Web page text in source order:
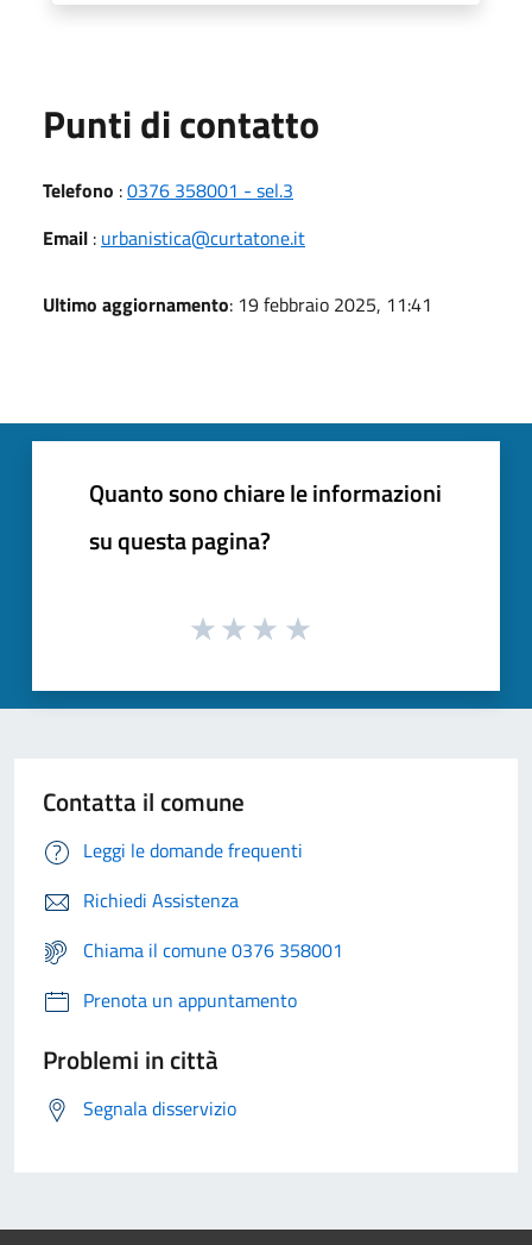
Punti di contatto
Telefono :0376 358001 - sel.3
Email : urbanistica@curtatone.it
Ultimo aggiornamento: 19 febbraio 2025, 11:41
Quanto sono chiare le informazioni
su questa pagina?
Contatta il comune
Leggi le domande frequenti
Richiedi Assistenza
Chiama il comune 0376 358001
Prenota un appuntamento
Problemi in città
Segnala disservizio